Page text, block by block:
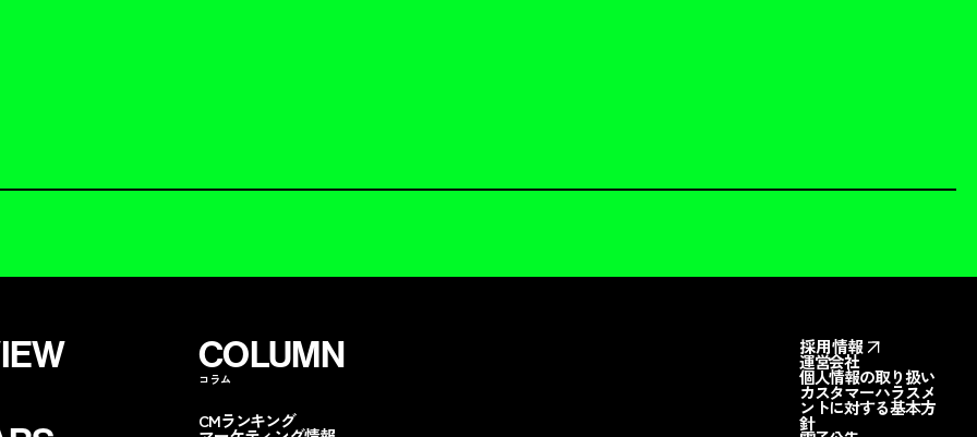
COLUMN
コラム
CMランキング
採用情報
運営会社
個人情報の取り扱い
カスタマーハラスメ
ントに対する基本方
針